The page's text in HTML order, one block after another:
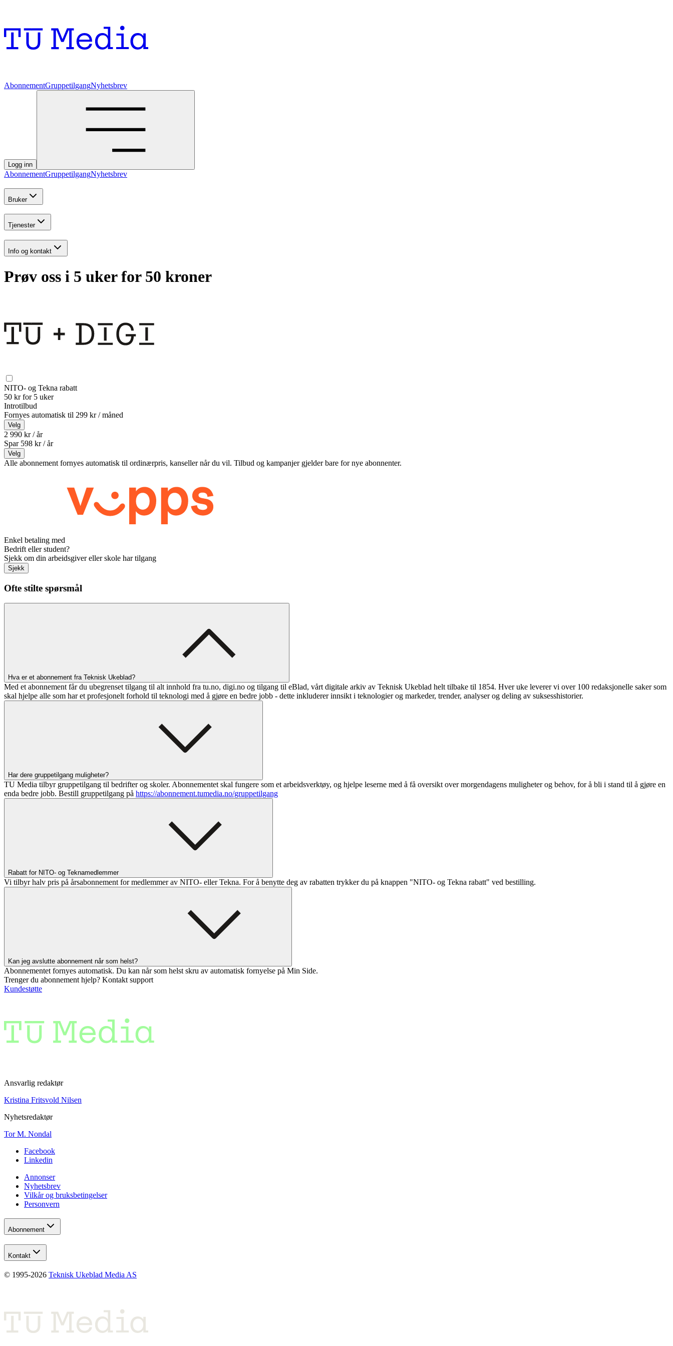
AbonnementGruppetilgangNyhetsbrev
Logg inn
AbonnementGruppetilgangNyhetsbrev
Bruker
Tjenester
Info og kontakt
Prøv oss i 5 uker for 50 kroner
NITO- og Tekna rabatt
50 kr for 5 uker
Introtilbud
Fornyes automatisk til 299 kr / måned
Velg
2 990 kr / år
Spar 598 kr /år
Velg
Alle abonnement fornyes automatisk til ordinærpris, kanseller når du vil. Tilbud og kampanjer gjelder bare for nye abonnenter.
Enkel betaling med
Bedrift eller student?
Sjekk om din arbeidsgiver eller skole har tilgang
Sjekk
Ofte stilte spørsmål
Hva er et abonnement fra Teknisk Ukeblad?
Med et abonnement får du ubegrenset tilgang til alt innhold fra tu.no, digi.no og tilgang til eBlad, vårt digitale arkiv av Teknisk Ukeblad helt tilbake til 1854. Hver uke leverer vi over 100 redaksjonelle saker som
skal hjelpe alle som har et profesjonelt forhold til teknologi med å gjøre en bedre jobb - dette inkluderer innsikt i teknologier og markeder, trender, analyser og deling av suksesshistorier.
Har dere gruppetilgang muligheter?
TU Media tilbyr gruppetilgang til bedrifter og skoler. Abonnementet skal fungere som et arbeidsverktøy, og hjelpe leserne med å få oversikt over morgendagens muligheter og behov, for å bli i stand til å gjøre en
enda bedre jobb. Bestill gruppetilgang på https://abonnement.tumedia.no/gruppetilgang
Rabatt for NITO- og Teknamedlemmer
Vi tilbyr halv pris på årsabonnement for medlemmer av NITO- eller Tekna. For å benytte deg av rabatten trykker du på knappen "NITO- og Tekna rabatt" ved bestilling.
Kan jeg avslutte abonnement når som helst?
Abonnementet fornyes automatisk. Du kan når som helst skru av automatisk fornyelse på Min Side.
Trenger du abonnement hjelp? Kontakt support
Kundestøtte
Ansvarlig redaktør
Kristina Fritsvold Nilsen
Nyhetsredaktør
Tor M. Nondal
Facebook
Linkedin
Annonser
Nyhetsbrev
Vilkår og bruksbetingelser
Personvern
Abonnement
Kontakt
© 1995-2026 Teknisk Ukeblad Media AS